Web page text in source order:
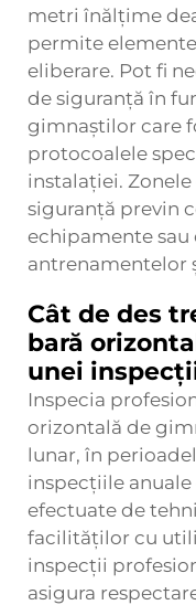
metri înălțime
permite
eliberare. Pot fi
de siguranță în
gimnaștilor care
protocoalele
instalației.
siguranță previn
echipamente
antrenamentelor
Cât de des
bară
unei
Inspecia
orizontală de
lunar, în
inspecțiile
efectuate de
facilităților cu
inspecții
asigura